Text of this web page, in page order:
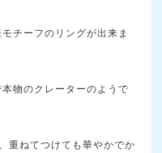
チーフのリングが出来ま
物のクレーターのようで
重ねてつけても華やかでか